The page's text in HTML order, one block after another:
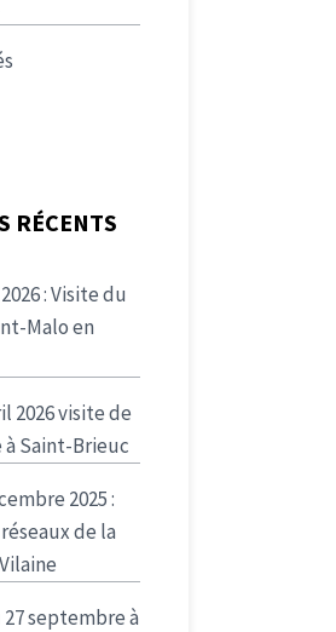
RÉCENTS
: Visite du
Malo en
2026 visite de
à Saint-Brieuc
2025 :
de la
27 septembre à